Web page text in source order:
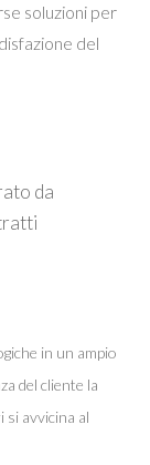
soluzioni per
del
da
in un ampio
del cliente la
si avvicina al